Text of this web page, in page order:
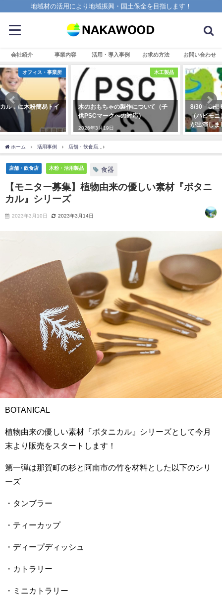
地域材の活用により地域振興・国土保全を目指します！
会社紹介 事業内容 活用・導入事例 お求め方法 お問い合わせ
木工製品
木のおもちゃの製作について（子
供PSCマークへの対応）
2026年3月19日
木粉・活用製品
8/30『OH! HAPPY MORNING』
（ハピモニ）に那賀ウッド・庄野
が出演しました！
ホーム 活用事例 店舗・飲食店
店舗・飲食店 木粉・活用製品 食器
【モニター募集】植物由来の優しい素材『ボタニ
カル』シリーズ
2023年3月10日 2023年3月14日
BOTANICAL
植物由来の優しい素材『ボタニカル』シリーズとして今月
末より販売をスタートします！
第一弾は那賀町の杉と阿南市の竹を材料とした以下のシリ
ーズ
・タンブラー
・ティーカップ
・ディープディッシュ
・カトラリー
・ミニカトラリー